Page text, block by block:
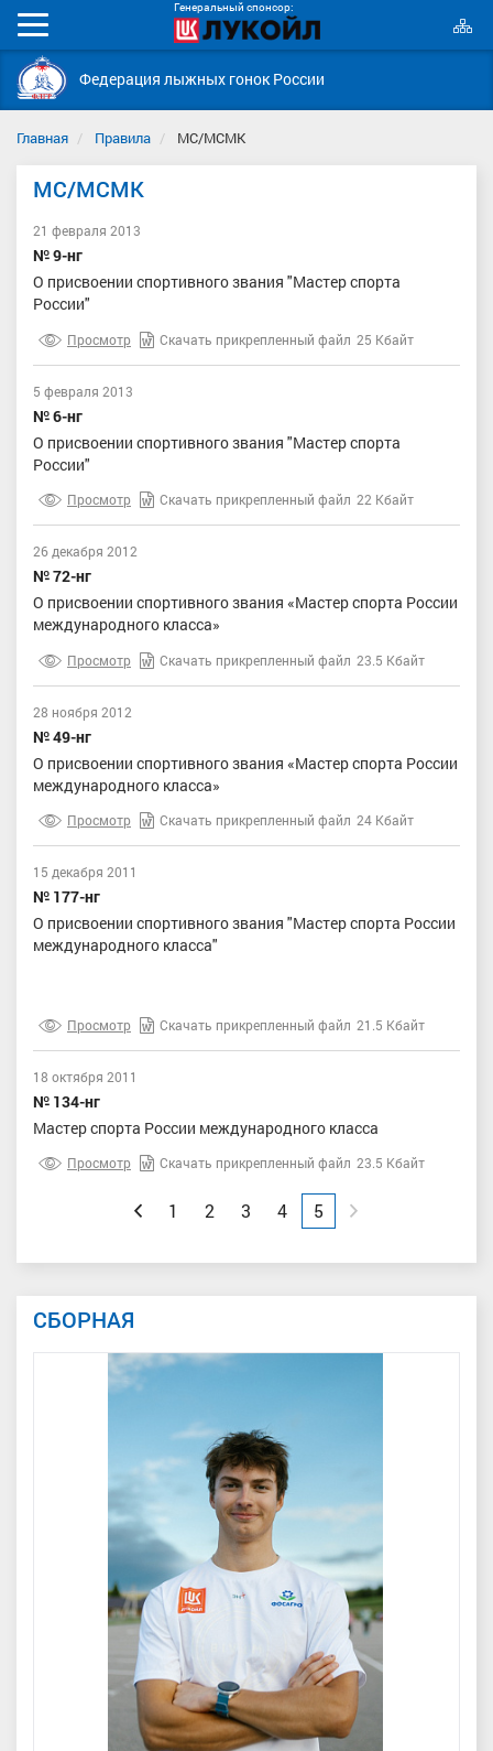
Генеральный спонсор:
Мобильное
меню
Федерация лыжных гонок России
Главная Правила МС/МСМК
МС/МСМК
21 февраля 2013
№ 9-нг
О присвоении спортивного звания "Мастер спорта
России"
Просмотр Скачать прикрепленный файл 25 Кбайт
5 февраля 2013
№ 6-нг
О присвоении спортивного звания "Мастер спорта
России"
Просмотр Скачать прикрепленный файл 22 Кбайт
26 декабря 2012
№ 72-нг
О присвоении спортивного звания «Мастер спорта России
международного класса»
Просмотр Скачать прикрепленный файл 23.5 Кбайт
28 ноября 2012
№ 49-нг
О присвоении спортивного звания «Мастер спорта России
международного класса»
Просмотр Скачать прикрепленный файл 24 Кбайт
15 декабря 2011
№ 177-нг
О присвоении спортивного звания "Мастер спорта России
международного класса"
Просмотр Скачать прикрепленный файл 21.5 Кбайт
18 октября 2011
№ 134-нг
Мастер спорта России международного класса
Просмотр Скачать прикрепленный файл 23.5 Кбайт
Назад
1 2 3 4 5
СБОРНАЯ